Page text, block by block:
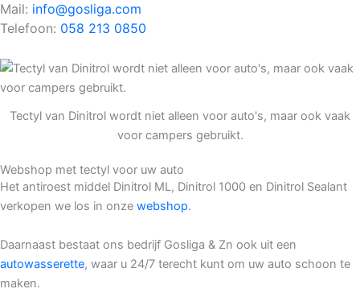
Mail: info@gosliga.com
Telefoon: 058 213 0850
Tectyl van Dinitrol wordt niet alleen voor auto's, maar ook vaak
voor campers gebruikt.
Webshop met tectyl voor uw auto
Het antiroest middel Dinitrol ML, Dinitrol 1000 en Dinitrol Sealant
verkopen we los in onze webshop.
Daarnaast bestaat ons bedrijf Gosliga & Zn ook uit een
autowasserette, waar u 24/7 terecht kunt om uw auto schoon te
maken.